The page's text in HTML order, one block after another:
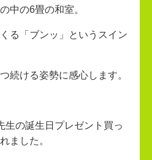
中の6畳の和室。
る「ブンッ」というスイン
続ける姿勢に感心します。
生の誕生日プレゼント買っ
ました。